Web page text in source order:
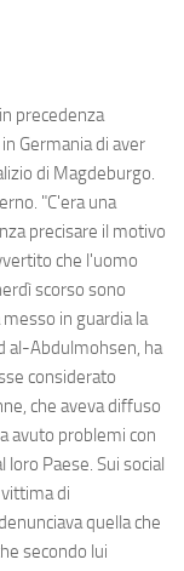
precedenza
Germania di aver
di Magdeburgo.
"C'era una
precisare il motivo
che l'uomo
scorso sono
in guardia la
al-Abdulmohsen, ha
considerato
che aveva diffuso
avuto problemi con
Paese. Sui social
di
quella che
secondo lui